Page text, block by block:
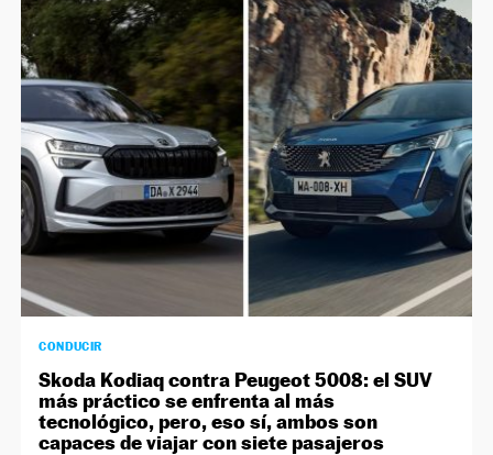
NEWSLETTER
SÍGUENOS
CONDUCIR
Skoda Kodiaq contra Peugeot 5008: el SUV
más práctico se enfrenta al más
tecnológico, pero, eso sí, ambos son
capaces de viajar con siete pasajeros